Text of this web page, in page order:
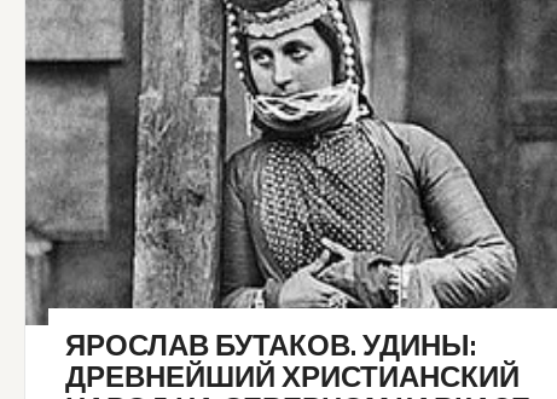
ЯРОСЛАВ БУТАКОВ. УДИНЫ:
ДРЕВНЕЙШИЙ ХРИСТИАНСКИЙ